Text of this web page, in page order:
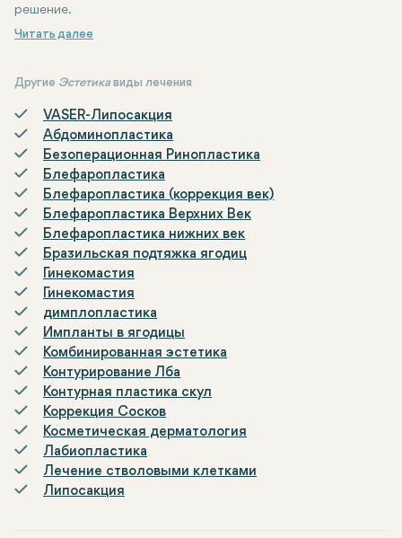
решение.
Другие Эстетика виды лечения
VASER-Липосакция
Абдоминопластика
Безоперационная Ринопластика
Блефаропластика
Блефаропластика (коррекция век)
Блефаропластика Верхних Век
Блефаропластика нижних век
Бразильская подтяжка ягодиц
Гинекомастия
Гинекомастия
димплопластика
Импланты в ягодицы
Комбинированная эстетика
Контурирование Лба
Контурная пластика скул
Коррекция Сосков
Косметическая дерматология
Лабиопластика
Лечение стволовыми клетками
Липосакция